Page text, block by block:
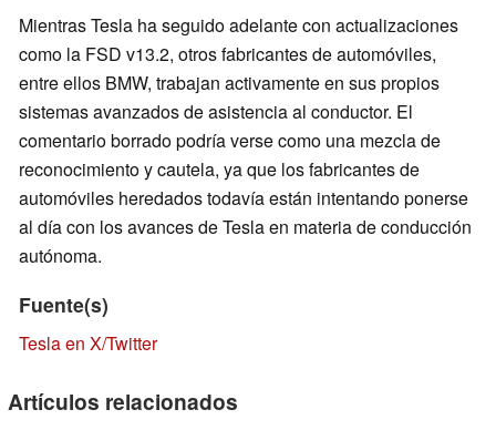
Mientras Tesla ha seguido adelante con actualizaciones
como la FSD v13.2, otros fabricantes de automóviles,
entre ellos BMW, trabajan activamente en sus propios
sistemas avanzados de asistencia al conductor. El
comentario borrado podría verse como una mezcla de
reconocimiento y cautela, ya que los fabricantes de
automóviles heredados todavía están intentando ponerse
al día con los avances de Tesla en materia de conducción
autónoma.
Fuente(s)
Tesla en X/Twitter
Artículos relacionados